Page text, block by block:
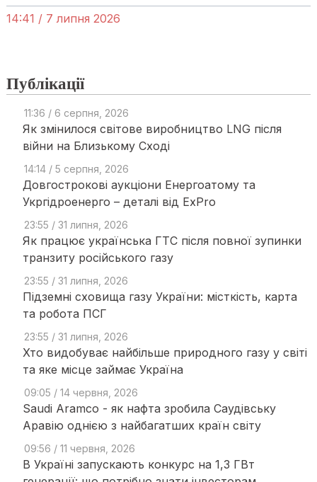
14:41 / 7 липня 2026
Публікації
11:36 / 6 серпня, 2026
Як змінилося світове виробництво LNG після
війни на Близькому Сході
14:14 / 5 серпня, 2026
Довгострокові аукціони Енергоатому та
Укргідроенерго – деталі від ExPro
23:55 / 31 липня, 2026
Як працює українська ГТС після повної зупинки
транзиту російського газу
23:55 / 31 липня, 2026
Підземні сховища газу України: місткість, карта
та робота ПСГ
23:55 / 31 липня, 2026
Хто видобуває найбільше природного газу у світі
та яке місце займає Україна
09:05 / 14 червня, 2026
Saudi Aramco - як нафта зробила Саудівську
Аравію однією з найбагатших країн світу
09:56 / 11 червня, 2026
В Україні запускають конкурс на 1,3 ГВт